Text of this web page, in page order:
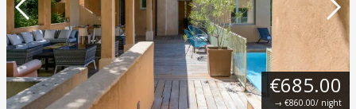
€685.00
→ €860.00/ night